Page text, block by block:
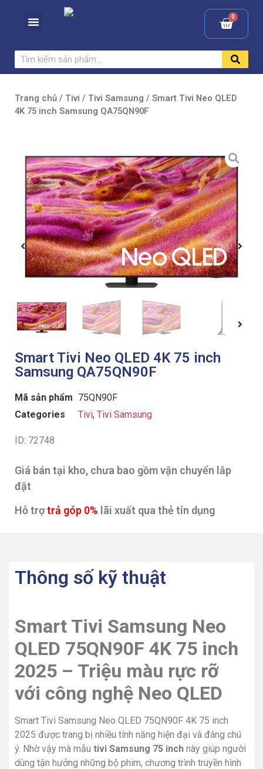
Trang chủ / Tivi / Tivi Samsung / Smart Tivi Neo QLED
4K 75 inch Samsung QA75QN90F
Smart Tivi Neo QLED 4K 75 inch
Samsung QA75QN90F
Mã sản phẩm 75QN90F
Categories
Tivi, Tivi Samsung
ID: 72748
Giá bán tại kho, chưa bao gồm vận chuyển lắp
đặt
Hỗ trợtrả góp 0% lãi xuất qua thẻ tín dụng
Thông số kỹ thuật
Smart Tivi Samsung Neo
QLED 75QN90F 4K 75 inch
2025 – Triệu màu rực rỡ
với công nghệ Neo QLED
Smart Tivi Samsung Neo QLED 75QN90F 4K 75 inch
2025 được trang bị nhiều tính năng hiện đại và đáng chú
ý. Nhờ vậy mà mẫu tivi Samsung 75 inch này giúp người
dùng tận hưởng những bộ phim, chương trình truyền hình